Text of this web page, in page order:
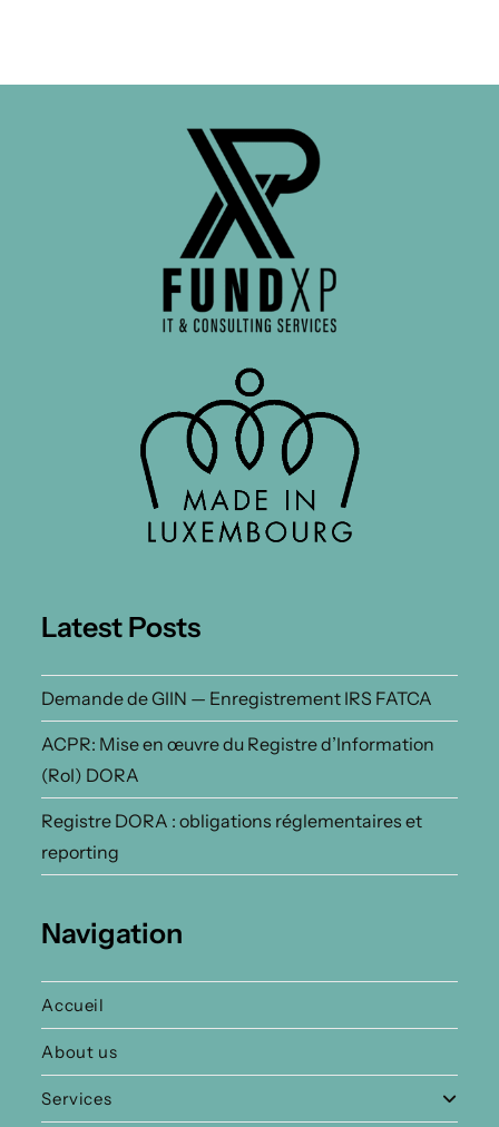
Latest Posts
Demande de GIIN — Enregistrement IRS FATCA
ACPR: Mise en œuvre du Registre d’Information
(RoI) DORA
Registre DORA : obligations réglementaires et
reporting
Navigation
Accueil
About us
Services